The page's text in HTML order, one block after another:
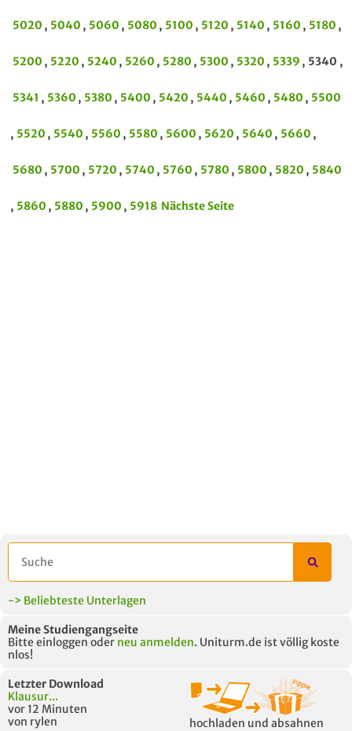
5020 , 5040 , 5060 , 5080 , 5100 , 5120 , 5140 , 5160 , 5180 ,
5200 , 5220 , 5240 , 5260 , 5280 , 5300 , 5320 , 5339 , 5340 ,
5341 , 5360 , 5380 , 5400 , 5420 , 5440 , 5460 , 5480 , 5500
, 5520 , 5540 , 5560 , 5580 , 5600 , 5620 , 5640 , 5660 ,
5680 , 5700 , 5720 , 5740 , 5760 , 5780 , 5800 , 5820 , 5840
, 5860 , 5880 , 5900 , 5918 Nächste Seite
-> Beliebteste Unterlagen
Meine Studiengangseite
Bitte einloggen oder neu anmelden. Uniturm.de ist völlig koste
nlos!
Letzter Download
Klausur...
vor 12 Minuten
von rylen
hochladen und absahnen